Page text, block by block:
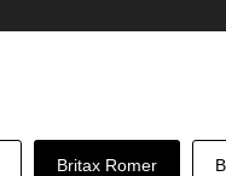
Britax Romer